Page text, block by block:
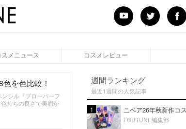
スメニュース コスメレビュー
を色比較！
シル『ブローパーフ
持ちの良さで美眉が
週間ランキング
最近1週間の人気記事
1
FORTUNE編集部